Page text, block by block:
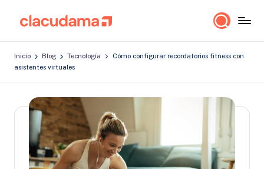
Saltar
contenido
a
c
Inicio Blog Tecnología
Cómo configurar recordatorios fitness con
asistentes virtuales